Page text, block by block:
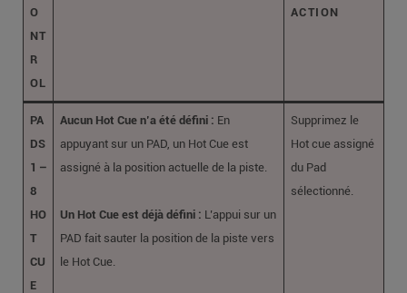
O
NT
R
OL
ACTION
PA
DS
1 –
8
HO
T
CU
E
Aucun Hot Cue n’a été défini : En
appuyant sur un PAD, un Hot Cue est
assigné à la position actuelle de la piste.
Un Hot Cue est déjà défini : L’appui sur un
PAD fait sauter la position de la piste vers
le Hot Cue.
Supprimez le
Hot cue assigné
du Pad
sélectionné.